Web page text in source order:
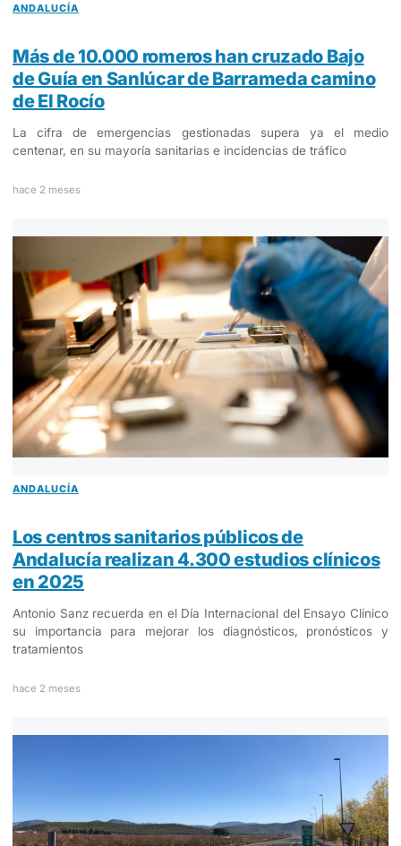
ANDALUCÍA
Más de 10.000 romeros han cruzado Bajo
de Guía en Sanlúcar de Barrameda camino
de El Rocío
La cifra de emergencias gestionadas supera ya el medio
centenar, en su mayoría sanitarias e incidencias de tráfico
hace 2 meses
ANDALUCÍA
Los centros sanitarios públicos de
Andalucía realizan 4.300 estudios clínicos
en 2025
Antonio Sanz recuerda en el Día Internacional del Ensayo Clínico
su importancia para mejorar los diagnósticos, pronósticos y
tratamientos
hace 2 meses